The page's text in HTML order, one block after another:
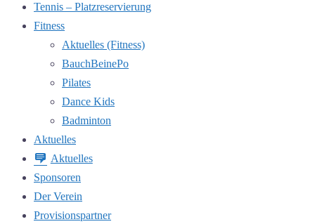
Tennis – Platzreservierung
Fitness
Aktuelles (Fitness)
BauchBeinePo
Pilates
Dance Kids
Badminton
Aktuelles
Aktuelles
Sponsoren
Der Verein
Provisionspartner